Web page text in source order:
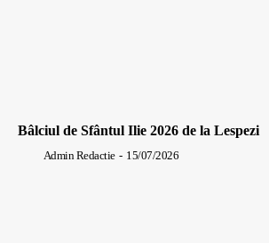
Bâlciul de Sfântul Ilie 2026 de la Lespezi
Admin Redactie - 15/07/2026